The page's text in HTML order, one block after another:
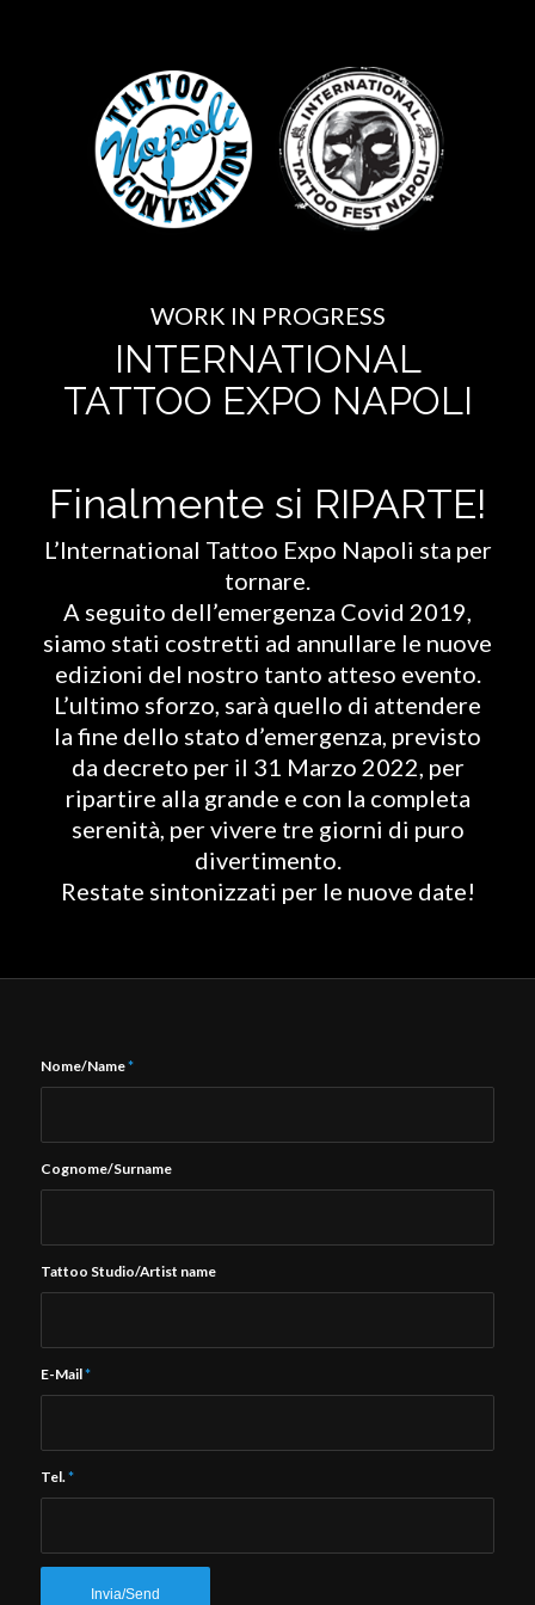
WORK IN PROGRESS
INTERNATIONAL
TATTOO EXPO NAPOLI
Finalmente si RIPARTE!
L’International Tattoo Expo Napoli sta per
tornare.
A seguito dell’emergenza Covid 2019,
siamo stati costretti ad annullare le nuove
edizioni del nostro tanto atteso evento.
L’ultimo sforzo, sarà quello di attendere
la fine dello stato d’emergenza, previsto
da decreto per il 31 Marzo 2022, per
ripartire alla grande e con la completa
serenità, per vivere tre giorni di puro
divertimento.
Restate sintonizzati per le nuove date!
Nome/Name*
Cognome/Surname
Tattoo Studio/Artist name
E-Mail*
Tel.*